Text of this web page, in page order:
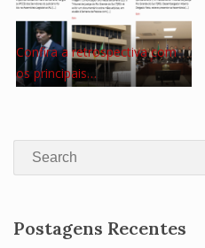
Confira a retrospectiva com
os principais…
Search
Postagens Recentes